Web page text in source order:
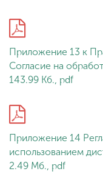
Приложение 13 к
Согласие на
143.99 Кб., pdf
Приложение 14
использованием
2.49 Мб., pdf